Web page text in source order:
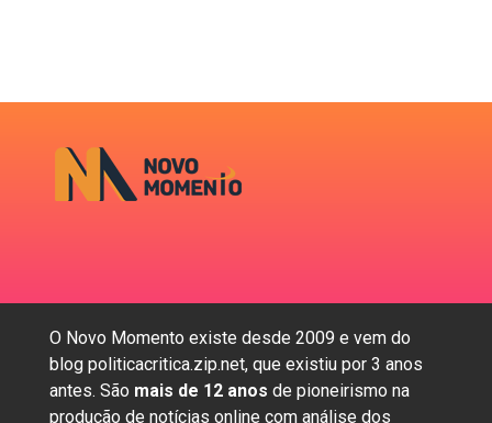
O Novo Momento existe desde 2009 e vem do
blog politicacritica.zip.net, que existiu por 3 anos
antes. São mais de 12 anos de pioneirismo na
produção de notícias online com análise dos